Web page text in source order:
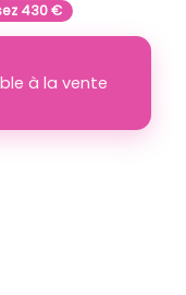
430€
à la vente